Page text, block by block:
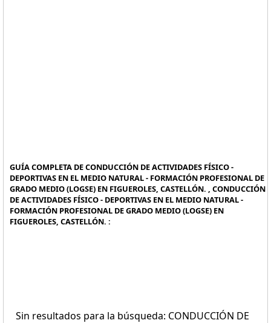
GUÍA COMPLETA DE CONDUCCIÓN DE ACTIVIDADES FÍSICO -
DEPORTIVAS EN EL MEDIO NATURAL - FORMACIÓN PROFESIONAL DE
GRADO MEDIO (LOGSE) EN FIGUEROLES, CASTELLÓN. , CONDUCCIÓN
DE ACTIVIDADES FÍSICO - DEPORTIVAS EN EL MEDIO NATURAL -
FORMACIÓN PROFESIONAL DE GRADO MEDIO (LOGSE) EN
FIGUEROLES, CASTELLÓN. :
Sin resultados para la búsqueda: CONDUCCIÓN DE